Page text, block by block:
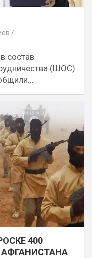
состав
(ШОС)
400
АФГАНИСТАНА